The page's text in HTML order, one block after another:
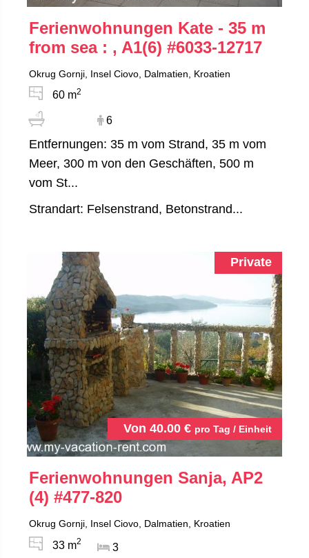
Ferienwohnungen Kate - 35 m
from sea : , A1(6) #6033-12717
Okrug Gornji, Insel Ciovo, Dalmatien, Kroatien
60 m2
6
Entfernungen: 35 m vom Strand, 35 m vom
Meer, 300 m von den Geschäften, 500 m
vom St...
Strandart: Felsenstrand, Betonstrand...
Von 40.00 € pro Tag / Einheit
Private
Ferienwohnungen Sanja, AP2
(4) #477-820
Okrug Gornji, Insel Ciovo, Dalmatien, Kroatien
33 m2
3